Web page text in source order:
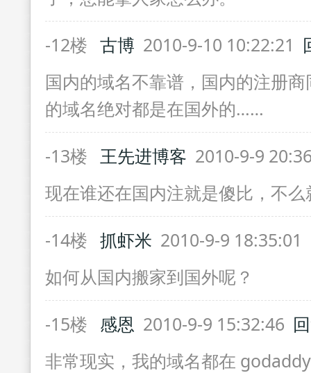
-12楼 古博 2010-9-10 10:22:21
国内的域名不靠谱，国内的注册
的域名绝对都是在国外的……
-13楼 王先进博客 2010-9-9
现在谁还在国内注就是傻比，不
-14楼 抓虾米 2010-9-9 18:35:01
如何从国内搬家到国外呢？
-15楼 感恩 2010-9-9 15:32:46
非常现实，我的域名都在